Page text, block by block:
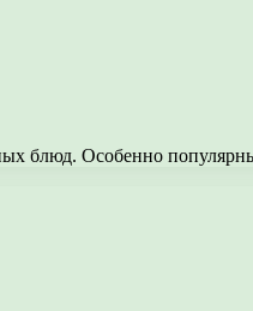
блюд. Особенно